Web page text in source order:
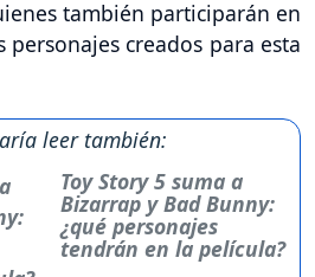
también participarán en
creados para esta
leer también:
Toy Story 5 suma a
Bizarrap y Bad Bunny:
¿qué personajes
tendrán en la película?